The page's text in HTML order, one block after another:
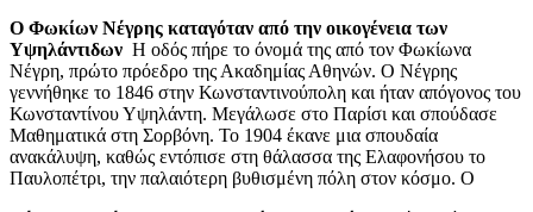
Ο Φωκίων Νέγρης καταγόταν από την οικογένεια των
Υψηλάντιδων Η οδός πήρε το όνομά της από τον Φωκίωνα
Νέγρη, πρώτο πρόεδρο της Ακαδημίας Αθηνών. Ο Νέγρης
γεννήθηκε το 1846 στην Κωνσταντινούπολη και ήταν απόγονος του
Κωνσταντίνου Υψηλάντη. Μεγάλωσε στο Παρίσι και σπούδασε
Μαθηματικά στη Σορβόνη. Το 1904 έκανε μια σπουδαία
ανακάλυψη, καθώς εντόπισε στη θάλασσα της Ελαφονήσου το
Παυλοπέτρι, την παλαιότερη βυθισμένη πόλη στον κόσμο. Ο